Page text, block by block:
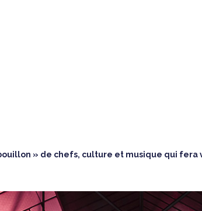
» de chefs, culture et musique qui fera